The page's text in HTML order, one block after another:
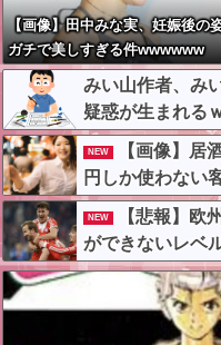
【画像】田中みな実、妊娠後の
ガチで美しすぎる件wwwwww
みい山作者、み
疑惑が生まれる
NEW
【画像】居
円しか使わない
レどっちが悪い
NEW
【悲報】欧
ができないレベ